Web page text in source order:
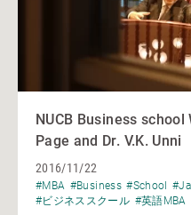
NUCB Business
Page and Dr. V.K. Unni
2016/11/22
#MBA #Business #School
#ビジネススクール #英語MBA